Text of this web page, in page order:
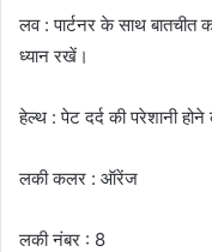
लव : पार्टनर के साथ बातचीत
ध्यान रखें।
हेल्थ : पेट दर्द की परेशानी होने
लकी कलर : ऑरेंज
लकी नंबर : 8